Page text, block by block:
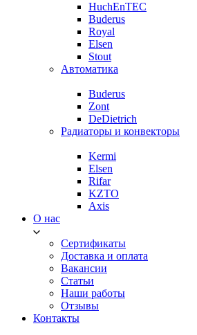
HuchEnTEC
Buderus
Royal
Elsen
Stout
Автоматика
Buderus
Zont
DeDietrich
Радиаторы и конвекторы
Kermi
Elsen
Rifar
KZTO
Axis
О нас
Сертификаты
Доставка и оплата
Вакансии
Статьи
Наши работы
Отзывы
Контакты